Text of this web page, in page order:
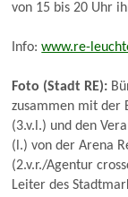
von 15 bis 20 Uhr
Info:www.re-
Foto (Stadt RE):
zusammen mit der
(3.v.l.) und den
(l.) von der Arena
(2.v.r./Agentur
Leiter des